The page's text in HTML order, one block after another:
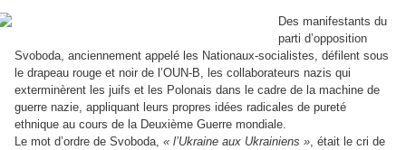
Des manifestants du
parti d’opposition
Svoboda, anciennement appelé les Nationaux-socialistes, défilent sous
le drapeau rouge et noir de l’OUN-B, les collaborateurs nazis qui
exterminèrent les juifs et les Polonais dans le cadre de la machine de
guerre nazie, appliquant leurs propres idées radicales de pureté
ethnique au cours de la Deuxième Guerre mondiale.
Le mot d’ordre de Svoboda, « l’Ukraine aux Ukrainiens », était le cri de